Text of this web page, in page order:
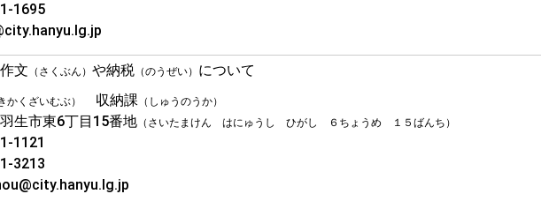
1695
文 （さくぶん） や納税 （のうぜい） について
かくざいむぶ） 収納課 （しゅうのうか）
生市東6丁目15番地 （さいたまけん はにゅうし ひがし ６ちょうめ １５ばんち）
1121
3213